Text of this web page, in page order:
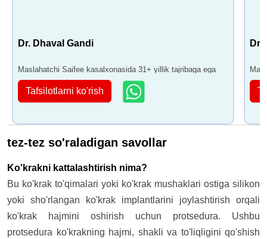
Dr. Dhaval Gandi
Maslahatchi Saifee kasalxonasida 31+ yillik tajribaga ega
Tafsilotlarni ko'rish
Dr.
tez-tez so'raladigan savollar
Ko'krakni kattalashtirish nima?
Bu ko'krak to'qimalari yoki ko'krak mushaklari ostiga silikon
yoki sho'rlangan ko'krak implantlarini joylashtirish orqali
ko'krak hajmini oshirish uchun protsedura. Ushbu
protsedura ko'krakning hajmi, shakli va to'liqligini qo'shish